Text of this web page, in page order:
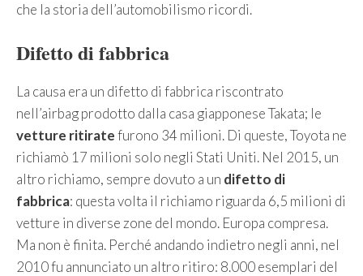
che la storia dell’automobilismo ricordi.
Difetto di fabbrica
La causa era un difetto di fabbrica riscontrato
nell’airbag prodotto dalla casa giapponese Takata; le
vetture ritiratefurono 34 milioni. Di queste, Toyota ne
richiamò 17 milioni solo negli Stati Uniti. Nel 2015, un
altro richiamo, sempre dovuto a un difetto di
fabbrica: questa volta il richiamo riguarda 6,5 milioni di
vetture in diverse zone del mondo. Europa compresa.
Ma non è finita. Perché andando indietro negli anni, nel
2010 fu annunciato un altro ritiro: 8.000 esemplari del